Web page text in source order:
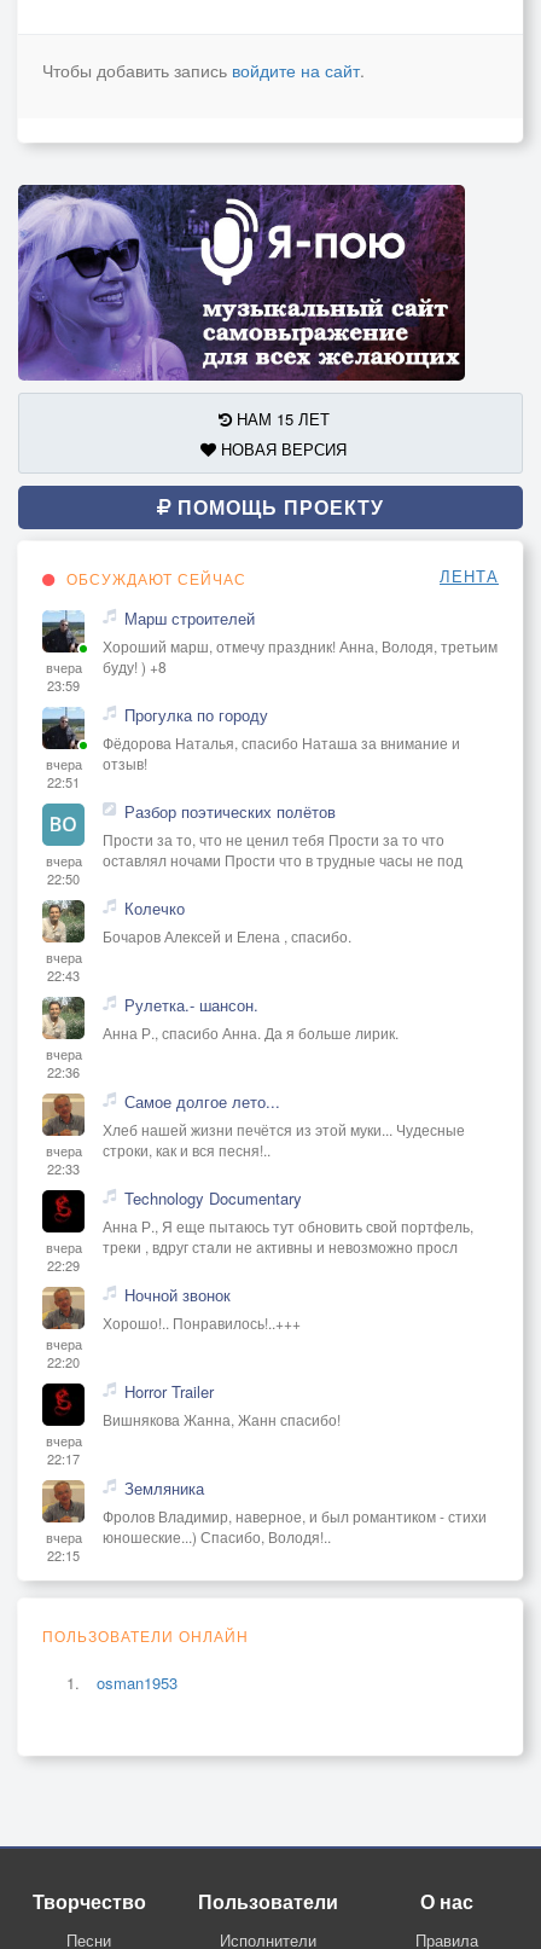
Чтобы добавить запись войдите на сайт.
НАМ 15 ЛЕТ
НОВАЯ ВЕРСИЯ
ПОМОЩЬ ПРОЕКТУ
ОБСУЖДАЮТ СЕЙЧАС ЛЕНТА
вчера
23:59
Марш строителей
Хороший марш, отмечу праздник! Анна, Володя, третьим
буду! ) +8
вчера
22:51
Прогулка по городу
Фёдорова Наталья, спасибо Наташа за внимание и
отзыв!
вчера
22:50
Разбор поэтических полётов
Прости за то, что не ценил тебя Прости за то что
оставлял ночами Прости что в трудные часы не под
вчера
22:43
Колечко
Бочаров Алексей и Елена , спасибо.
вчера
22:36
Рулетка.- шансон.
Анна Р., спасибо Анна. Да я больше лирик.
вчера
22:33
Самое долгое лето...
Хлеб нашей жизни печётся из этой муки... Чудесные
строки, как и вся песня!..
вчера
22:29
Technology Documentary
Анна Р., Я еще пытаюсь тут обновить свой портфель,
треки , вдруг стали не активны и невозможно просл
вчера
22:20
Ночной звонок
Хорошо!.. Понравилось!..+++
вчера
22:17
Horror Trailer
Вишнякова Жанна, Жанн спасибо!
вчера
22:15
Земляника
Фролов Владимир, наверное, и был романтиком - стихи
юношеские...) Спасибо, Володя!..
ПОЛЬЗОВАТЕЛИ ОНЛАЙН
osman1953
Творчество
Песни
Пользователи
Исполнители
О нас
Правила